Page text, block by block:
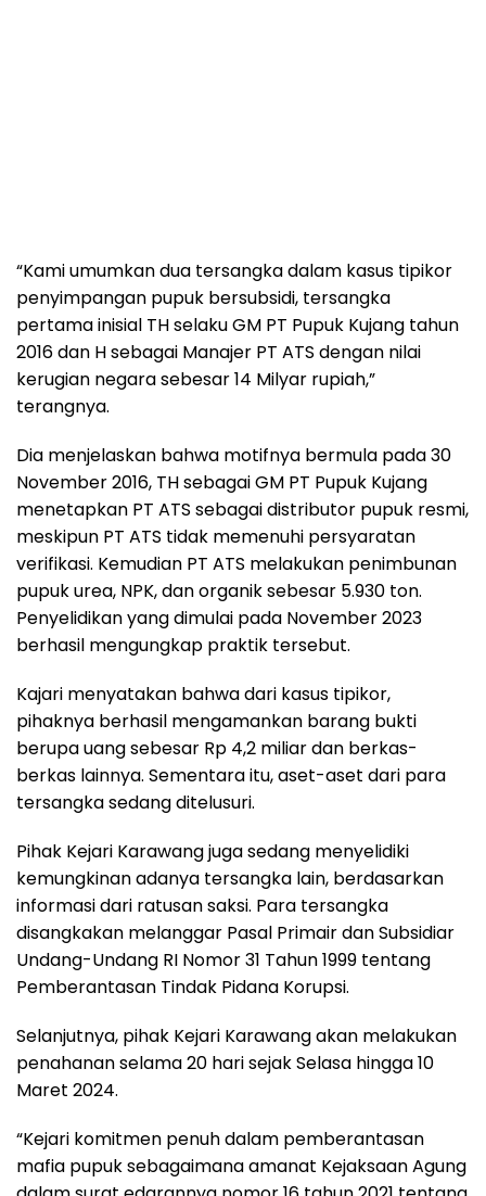
“Kami umumkan dua tersangka dalam kasus tipikor
penyimpangan pupuk bersubsidi, tersangka
pertama inisial TH selaku GM PT Pupuk Kujang tahun
2016 dan H sebagai Manajer PT ATS dengan nilai
kerugian negara sebesar 14 Milyar rupiah,”
terangnya.
Dia menjelaskan bahwa motifnya bermula pada 30
November 2016, TH sebagai GM PT Pupuk Kujang
menetapkan PT ATS sebagai distributor pupuk resmi,
meskipun PT ATS tidak memenuhi persyaratan
verifikasi. Kemudian PT ATS melakukan penimbunan
pupuk urea, NPK, dan organik sebesar 5.930 ton.
Penyelidikan yang dimulai pada November 2023
berhasil mengungkap praktik tersebut.
Kajari menyatakan bahwa dari kasus tipikor,
pihaknya berhasil mengamankan barang bukti
berupa uang sebesar Rp 4,2 miliar dan berkas-
berkas lainnya. Sementara itu, aset-aset dari para
tersangka sedang ditelusuri.
Pihak Kejari Karawang juga sedang menyelidiki
kemungkinan adanya tersangka lain, berdasarkan
informasi dari ratusan saksi. Para tersangka
disangkakan melanggar Pasal Primair dan Subsidiar
Undang-Undang RI Nomor 31 Tahun 1999 tentang
Pemberantasan Tindak Pidana Korupsi.
Selanjutnya, pihak Kejari Karawang akan melakukan
penahanan selama 20 hari sejak Selasa hingga 10
Maret 2024.
“Kejari komitmen penuh dalam pemberantasan
mafia pupuk sebagaimana amanat Kejaksaan Agung